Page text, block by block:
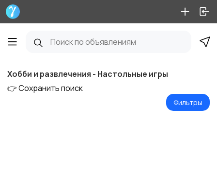
Хобби и развлечения - Настольные игры
👉 Сохранить поиск
Фильтры